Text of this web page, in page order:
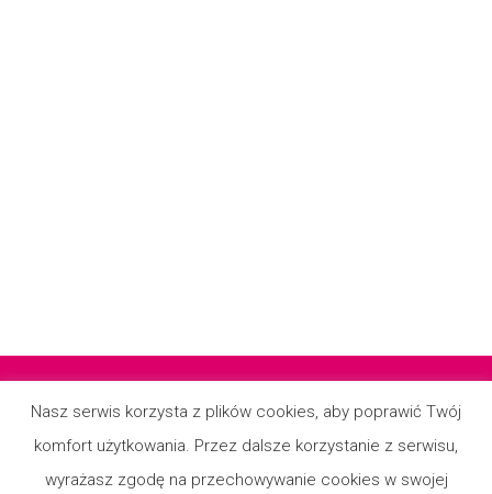
Nasz serwis korzysta z plików cookies, aby poprawić Twój
komfort użytkowania. Przez dalsze korzystanie z serwisu,
wyrażasz zgodę na przechowywanie cookies w swojej